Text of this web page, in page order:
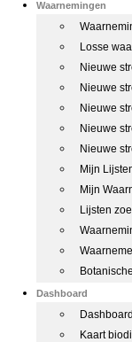
Waarnemingen
Losse
Nieuwe
Nieuwe
Nieuwe
Nieuwe
Nieuwe
Mijn
Mijn
Lijsten
Dashboard
Dashboard
Kaart